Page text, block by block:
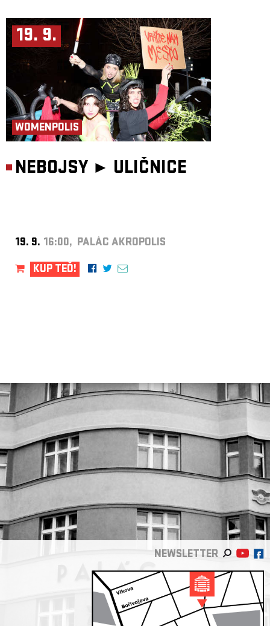
19. 9.
WOMENPOLIS
NEBOJSY ► ULIČNICE
19. 9. 16:00, PALÁC AKROPOLIS
KUP TEĎ!
NEWSLETTER